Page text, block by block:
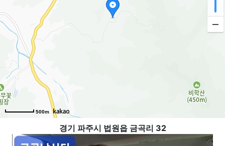
500m
경기 파주시 법원읍 금곡리 32